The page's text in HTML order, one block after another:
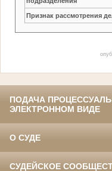
Признак рассмотрения
ПОДАЧА
ЭЛЕКТРОННОМ ВИДЕ
О СУДЕ
СУДЕЙСКОЕ